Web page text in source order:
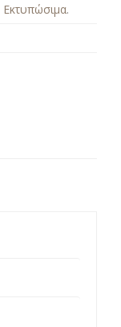
Εκτυπώσιμα.